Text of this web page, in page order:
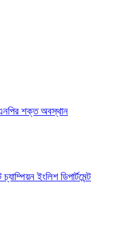
শক্ত অবস্থান
চ্যাম্পিয়ন ইংলিশ ডিপার্টমেন্ট